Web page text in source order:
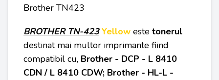
Brother TN423
BROTHER TN-423 Yellow este tonerul
destinat mai multor imprimante fiind
compatibil cu, Brother - DCP - L 8410
CDN / L 8410 CDW; Brother - HL-L -